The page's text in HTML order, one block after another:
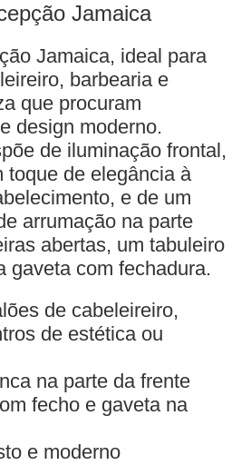
Jamaica
Jamaica, ideal para
barbearia e
que procuram
design moderno.
de iluminação frontal,
toque de elegância à
e de um
arrumação na parte
abertas, um tabuleiro
gaveta com fechadura.
de cabeleireiro,
de estética ou
na parte da frente
fecho e gaveta na
e moderno